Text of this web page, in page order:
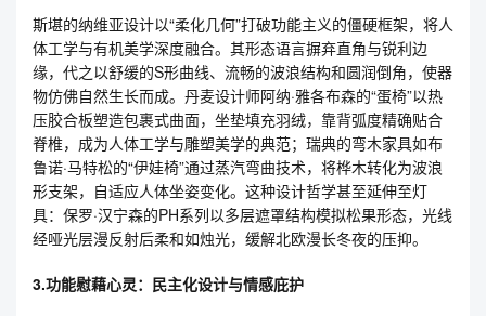
斯堪的纳维亚设计以“柔化几何”打破功能主义的僵硬框架，将人
体工学与有机美学深度融合。其形态语言摒弃直角与锐利边
缘，代之以舒缓的S形曲线、流畅的波浪结构和圆润倒角，使器
物仿佛自然生长而成。丹麦设计师阿纳·雅各布森的“蛋椅”以热
压胶合板塑造包裹式曲面，坐垫填充羽绒，靠背弧度精确贴合
脊椎，成为人体工学与雕塑美学的典范；瑞典的弯木家具如布
鲁诺·马特松的“伊娃椅”通过蒸汽弯曲技术，将桦木转化为波浪
形支架，自适应人体坐姿变化。这种设计哲学甚至延伸至灯
具：保罗·汉宁森的PH系列以多层遮罩结构模拟松果形态，光线
经哑光层漫反射后柔和如烛光，缓解北欧漫长冬夜的压抑。
3.功能慰藉心灵：民主化设计与情感庇护